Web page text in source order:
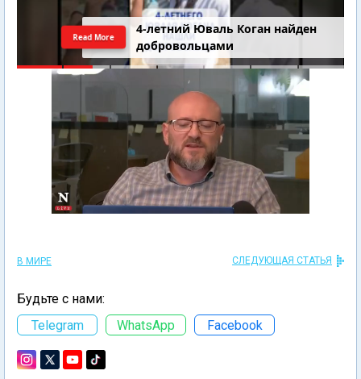
4-летний Юваль Коган найден
добровольцами
Read More
В МИРЕ СЛЕДУЮЩАЯ СТАТЬЯ
Будьте с нами:
Telegram
WhatsApp Facebook